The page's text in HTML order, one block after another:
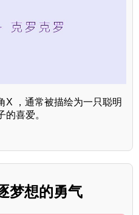
X ，通常被描绘为一只聪明
喜爱。
梦想的勇气